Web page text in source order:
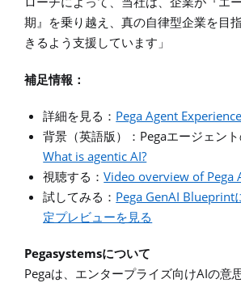
ローチによって、当社は、企業が『エ
期』を乗り越え、真の自律型企業を目
きるよう支援しています」
補足情報：
詳細を見る： Pega Agent Experience
背景（英語版） ： Pegaエージェン
What is agentic AI?
視聴する：Video overview of Pega
試してみる： Pega GenAI Blueprint
定プレビューを見る
Pegasystemsについて
Pegaは、エンタープライズ向けAIの意